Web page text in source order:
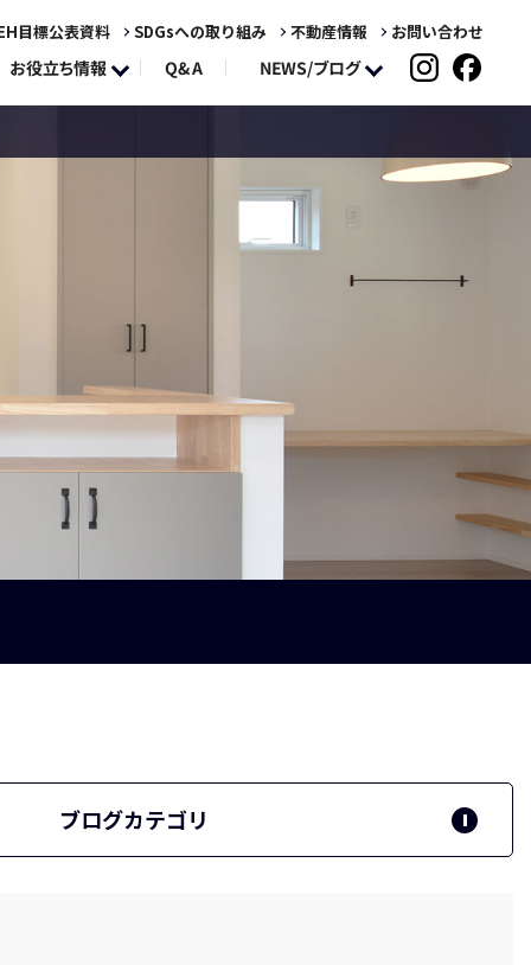
目標公表資料 SDGsへの取り組み 不動産情報 お問い合わせ
お役立ち情報 Q&A NEWS/ブログ
ブログカテゴリ